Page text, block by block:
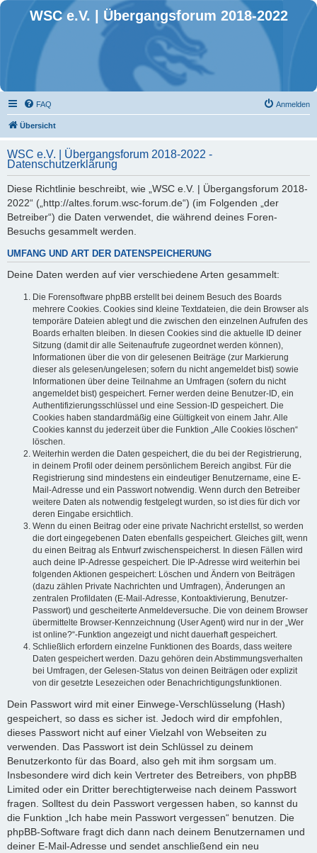
WSC e.V. | Übergangsforum 2018-2022
FAQ Anmelden
Übersicht
WSC e.V. | Übergangsforum 2018-2022 -
Datenschutzerklärung
Diese Richtlinie beschreibt, wie „WSC e.V. | Übergangsforum 2018-
2022“ („http://altes.forum.wsc-forum.de“) (im Folgenden „der
Betreiber“) die Daten verwendet, die während deines Foren-
Besuchs gesammelt werden.
UMFANG UND ART DER DATENSPEICHERUNG
Deine Daten werden auf vier verschiedene Arten gesammelt:
Die Forensoftware phpBB erstellt bei deinem Besuch des Boards
mehrere Cookies. Cookies sind kleine Textdateien, die dein Browser als
temporäre Dateien ablegt und die zwischen den einzelnen Aufrufen des
Boards erhalten bleiben. In diesen Cookies sind die aktuelle ID deiner
Sitzung (damit dir alle Seitenaufrufe zugeordnet werden können),
Informationen über die von dir gelesenen Beiträge (zur Markierung
dieser als gelesen/ungelesen; sofern du nicht angemeldet bist) sowie
Informationen über deine Teilnahme an Umfragen (sofern du nicht
angemeldet bist) gespeichert. Ferner werden deine Benutzer-ID, ein
Authentifizierungsschlüssel und eine Session-ID gespeichert. Die
Cookies haben standardmäßig eine Gültigkeit von einem Jahr. Alle
Cookies kannst du jederzeit über die Funktion „Alle Cookies löschen“
löschen.
Weiterhin werden die Daten gespeichert, die du bei der Registrierung,
in deinem Profil oder deinem persönlichem Bereich angibst. Für die
Registrierung sind mindestens ein eindeutiger Benutzername, eine E-
Mail-Adresse und ein Passwort notwendig. Wenn durch den Betreiber
weitere Daten als notwendig festgelegt wurden, so ist dies für dich vor
deren Eingabe ersichtlich.
Wenn du einen Beitrag oder eine private Nachricht erstellst, so werden
die dort eingegebenen Daten ebenfalls gespeichert. Gleiches gilt, wenn
du einen Beitrag als Entwurf zwischenspeicherst. In diesen Fällen wird
auch deine IP-Adresse gespeichert. Die IP-Adresse wird weiterhin bei
folgenden Aktionen gespeichert: Löschen und Ändern von Beiträgen
(dazu zählen Private Nachrichten und Umfragen), Änderungen an
zentralen Profildaten (E-Mail-Adresse, Kontoaktivierung, Benutzer-
Passwort) und gescheiterte Anmeldeversuche. Die von deinem Browser
übermittelte Browser-Kennzeichnung (User Agent) wird nur in der „Wer
ist online?“-Funktion angezeigt und nicht dauerhaft gespeichert.
Schließlich erfordern einzelne Funktionen des Boards, dass weitere
Daten gespeichert werden. Dazu gehören dein Abstimmungsverhalten
bei Umfragen, der Gelesen-Status von deinen Beiträgen oder explizit
von dir gesetzte Lesezeichen oder Benachrichtigungsfunktionen.
Dein Passwort wird mit einer Einwege-Verschlüsselung (Hash)
gespeichert, so dass es sicher ist. Jedoch wird dir empfohlen,
dieses Passwort nicht auf einer Vielzahl von Webseiten zu
verwenden. Das Passwort ist dein Schlüssel zu deinem
Benutzerkonto für das Board, also geh mit ihm sorgsam um.
Insbesondere wird dich kein Vertreter des Betreibers, von phpBB
Limited oder ein Dritter berechtigterweise nach deinem Passwort
fragen. Solltest du dein Passwort vergessen haben, so kannst du
die Funktion „Ich habe mein Passwort vergessen“ benutzen. Die
phpBB-Software fragt dich dann nach deinem Benutzernamen und
deiner E-Mail-Adresse und sendet anschließend ein neu